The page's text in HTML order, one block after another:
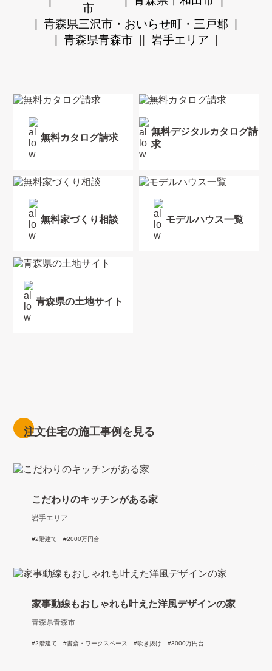
無料カタログ請求
無料デジタルカタログ請
求
無料家づくり相談 モデルハウス一覧
青森県の土地サイト
市
青森県三沢市・おいらせ町・三戸郡
青森県青森市
岩手エリア
注文住宅の施工事例を見る
こだわりのキッチンがある家
岩手エリア
2階建て 2000万円台
家事動線もおしゃれも叶えた洋風デザインの家
青森県青森市
2階建て 書斎・ワークスペース 吹き抜け 3000万円台